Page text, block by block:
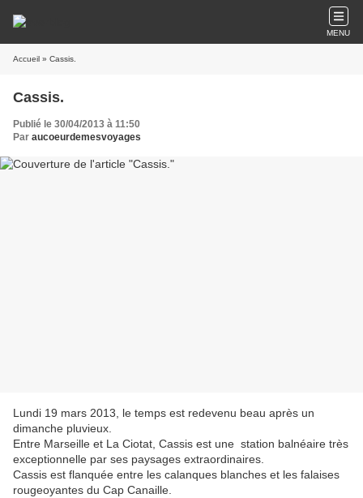
MENU
Accueil » Cassis.
Cassis.
Publié le 30/04/2013 à 11:50
Par aucoeurdemesvoyages
Lundi 19 mars 2013, le temps est redevenu beau après un
dimanche pluvieux.
Entre Marseille et La Ciotat, Cassis est une station balnéaire très
exceptionnelle par ses paysages extraordinaires.
Cassis est flanquée entre les calanques blanches et les falaises
rougeoyantes du Cap Canaille.